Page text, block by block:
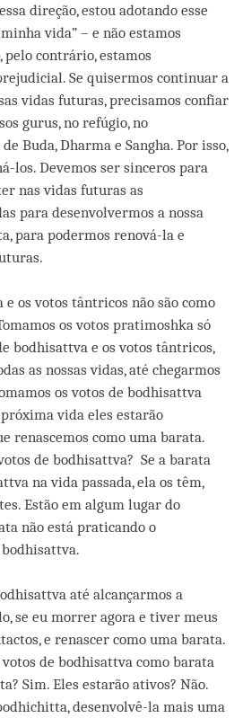
direção, estou adotando esse
vida” – e não estamos
pelo contrário, estamos
Se quisermos continuar a
vidas futuras, precisamos confiar
gurus, no refúgio, no
Buda, Dharma e Sangha. Por isso,
los. Devemos ser sinceros para
nas vidas futuras as
para desenvolvermos a nossa
para podermos renová-la e
os votos tântricos não são como
os votos pratimoshka só
bodhisattva e os votos tântricos,
as nossas vidas, até chegarmos
os votos de bodhisattva
vida eles estarão
renascemos como uma barata.
de bodhisattva? Se a barata
na vida passada, ela os têm,
Estão em algum lugar do
não está praticando o
até alcançarmos a
se eu morrer agora e tiver meus
e renascer como uma barata.
de bodhisattva como barata
Sim. Eles estarão ativos? Não.
desenvolvê-la mais uma